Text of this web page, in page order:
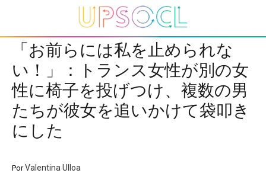
「お前らには私を止められな
い！」：トランス女性が別の女
性に椅子を投げつけ、複数の男
たちが彼女を追いかけて袋叩き
にした
PorValentina Ulloa